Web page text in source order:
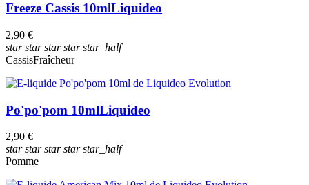
Freeze Cassis 10mlLiquideo
2,90 €
starstarstarstarstar_half
CassisFraîcheur
Po'po'pom 10mlLiquideo
2,90 €
starstarstarstarstar_half
Pomme